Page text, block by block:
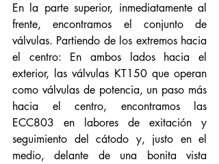
En la parte superior, inmediatamente al
frente, encontramos el conjunto de
válvulas. Partiendo de los extremos hacia
el centro: En ambos lados hacia el
exterior, las válvulas KT150 que operan
como válvulas de potencia, un paso más
hacia el centro, encontramos las
ECC803 en labores de exitación y
seguimiento del cátodo y, justo en el
medio, delante de una bonita vista